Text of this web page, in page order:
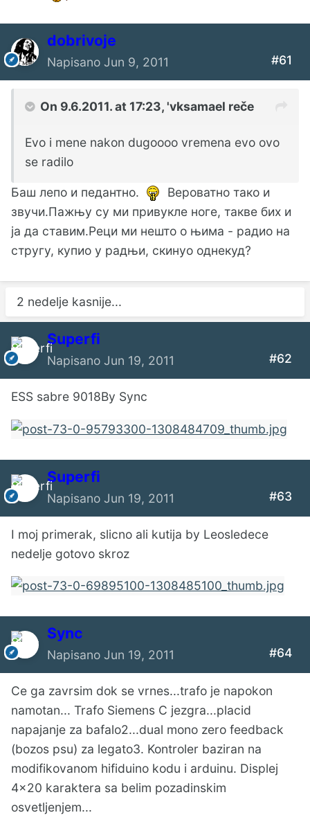
dobrivoje
Napisano Jun 9, 2011 #61
On 9.6.2011. at 17:23, 'vksamael reče
Evo i mene nakon dugoooo vremena evo ovo
se radilo
Баш лепо и педантно.
Вероватно тако и
звучи.Пажњу су ми привукле ноге, такве бих и
ја да ставим.Реци ми нешто о њима - радио на
стругу, купио у радњи, скинуо однекуд?
2 nedelje kasnije...
Superfi
Napisano Jun 19, 2011 #62
ESS sabre 9018By Sync
Superfi
Napisano Jun 19, 2011 #63
I moj primerak, slicno ali kutija by Leosledece
nedelje gotovo skroz
Sync
Napisano Jun 19, 2011 #64
Ce ga zavrsim dok se vrnes...trafo je napokon
namotan... Trafo Siemens C jezgra...placid
napajanje za bafalo2...dual mono zero feedback
(bozos psu) za legato3. Kontroler baziran na
modifikovanom hifiduino kodu i arduinu. Displej
4x20 karaktera sa belim pozadinskim
osvetljenjem...